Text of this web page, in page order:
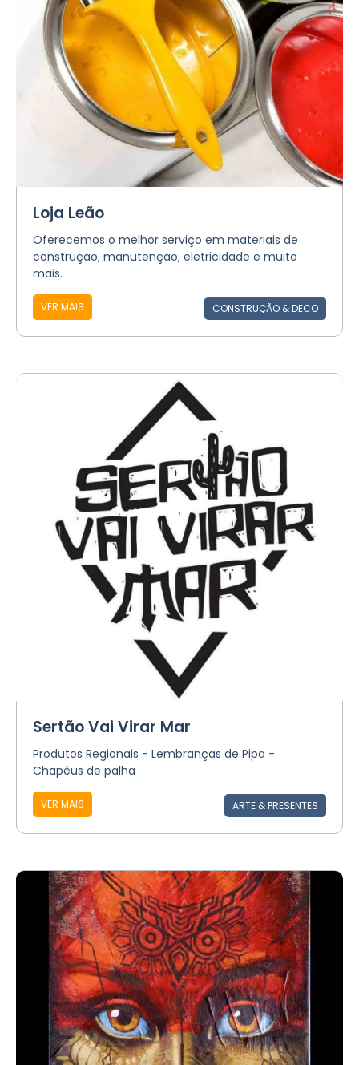
Loja Leão
Oferecemos o melhor serviço em materiais de
construção, manutenção, eletricidade e muito
mais.
VER MAIS CONSTRUÇÃO & DECO
Sertão Vai Virar Mar
Produtos Regionais - Lembranças de Pipa -
Chapéus de palha
VER MAIS ARTE & PRESENTES